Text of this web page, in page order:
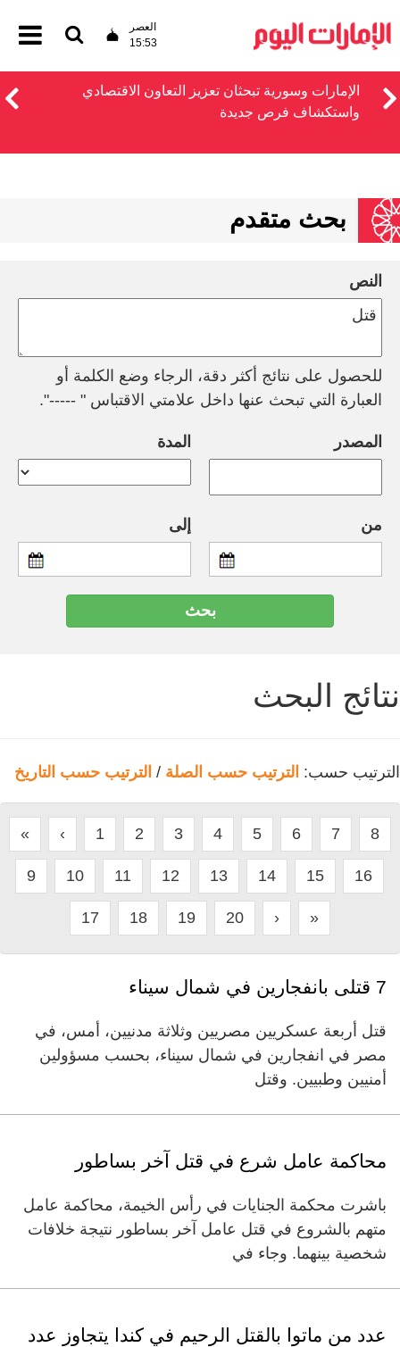
العصر
15:53
الإمارات وسورية تبحثان تعزيز التعاون الاقتصادي
واستكشاف فرص جديدة
بحث متقدم
النص
للحصول على نتائج أكثر دقة، الرجاء وضع الكلمة أو
العبارة التي تبحث عنها داخل علامتي الاقتباس " -----".
المصدر المدة
من إلى
نتائج البحث
الترتيب حسب: الترتيب حسب الصلة / الترتيب حسب التاريخ
« ‹ 1 2 3 4 5 6 7 8
9 10 11 12 13 14 15 16
17 18 19 20 › »
7 قتلى بانفجارين في شمال سيناء
قتل أربعة عسكريين مصريين وثلاثة مدنيين، أمس، في
مصر في انفجارين في شمال سيناء، بحسب مسؤولين
أمنيين وطبيين. وقتل
محاكمة عامل شرع في قتل آخر بساطور
باشرت محكمة الجنايات في رأس الخيمة، محاكمة عامل
متهم بالشروع في قتل عامل آخر بساطور نتيجة خلافات
شخصية بينهما. وجاء في
عدد من ماتوا بالقتل الرحيم في كندا يتجاوز عدد